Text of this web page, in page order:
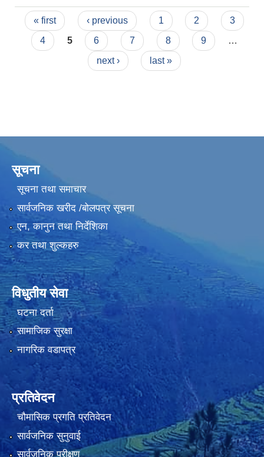
Pages
« first ‹ previous 1 2
3
4
5 6 7 8 9
…
next ›
last »
सूचना
सूचना तथा समाचार
सार्वजनिक खरीद /बोलपत्र सूचना
एन, कानुन तथा निर्देशिका
कर तथा शुल्कहरु
विधुतीय सेवा
घटना दर्ता
सामाजिक सुरक्षा
नागरिक वडापत्र
प्रतिवेदन
चौमासिक प्रगति प्रतिवेदन
सार्वजनिक सुनुवाई
सार्वजनिक परीक्षण